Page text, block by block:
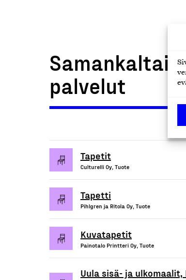
palvelut
Tapetit
Culturelli Oy, Tuote
Tapetti
Pihlgren ja Ritola Oy, Tuote
Kuvatapetit
Painotalo Printteri Oy, Tuote
Uula sisä- ja